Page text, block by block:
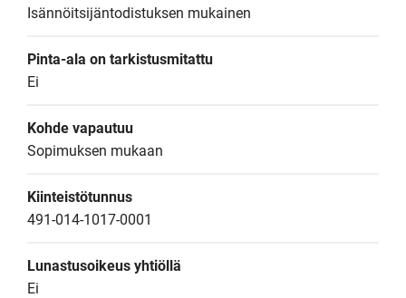
Isännöitsijäntodistuksen mukainen
Pinta-ala on tarkistusmitattu
Ei
Kohde vapautuu
Sopimuksen mukaan
Kiinteistötunnus
491-014-1017-0001
Lunastusoikeus yhtiöllä
Ei